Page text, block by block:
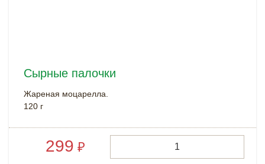
Сырные палочки
Жареная моцарелла.
120 г
299 ₽